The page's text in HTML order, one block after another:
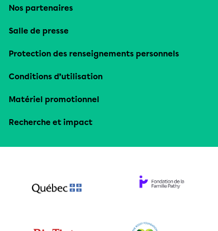
Nos partenaires
Salle de presse
Protection des renseignements personnels
Conditions d’utilisation
Matériel promotionnel
Recherche et impact